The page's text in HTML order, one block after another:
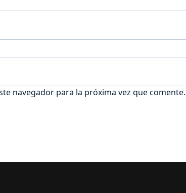
navegador para la próxima vez que comente.